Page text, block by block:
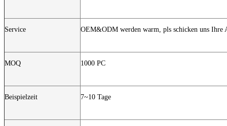
Service OEM&ODM werden warm, pls schicken uns Ihre
MOQ 1000 PC
Beispielzeit 7~10 Tage